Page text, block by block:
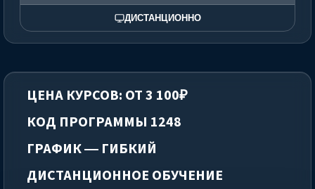
ДИСТАНЦИОННО
ЦЕНА КУРСОВ: ОТ 3 100₽
КОД ПРОГРАММЫ 1248
ГРАФИК — ГИБКИЙ
ДИСТАНЦИОННОЕ ОБУЧЕНИЕ